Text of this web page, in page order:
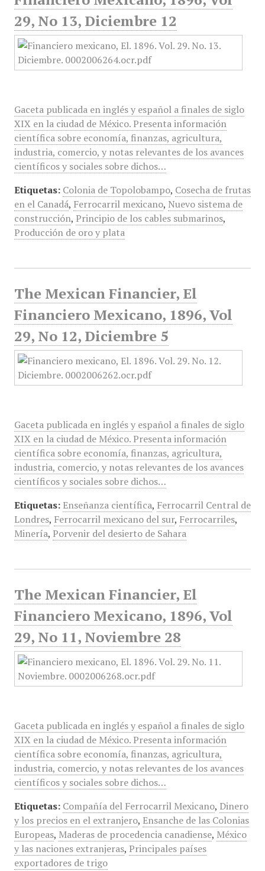
29, No 13, Diciembre 12
Gaceta publicada en inglés y español a finales de siglo
XIX en la ciudad de México. Presenta información
científica sobre economía, finanzas, agricultura,
industria, comercio, y notas relevantes de los avances
científicos y sociales sobre dichos…
Etiquetas: Colonia de Topolobampo, Cosecha de frutas
en el Canadá, Ferrocarril mexicano, Nuevo sistema de
construcción, Principio de los cables submarinos,
Producción de oro y plata
The Mexican Financier, El
Financiero Mexicano, 1896, Vol
29, No 12, Diciembre 5
Gaceta publicada en inglés y español a finales de siglo
XIX en la ciudad de México. Presenta información
científica sobre economía, finanzas, agricultura,
industria, comercio, y notas relevantes de los avances
científicos y sociales sobre dichos…
Etiquetas: Enseñanza científica, Ferrocarril Central de
Londres, Ferrocarril mexicano del sur, Ferrocarriles,
Minería, Porvenir del desierto de Sahara
The Mexican Financier, El
Financiero Mexicano, 1896, Vol
29, No 11, Noviembre 28
Gaceta publicada en inglés y español a finales de siglo
XIX en la ciudad de México. Presenta información
científica sobre economía, finanzas, agricultura,
industria, comercio, y notas relevantes de los avances
científicos y sociales sobre dichos…
Etiquetas: Compañía del Ferrocarril Mexicano, Dinero
y los precios en el extranjero, Ensanche de las Colonias
Europeas, Maderas de procedencia canadiense, México
y las naciones extranjeras, Principales países
exportadores de trigo